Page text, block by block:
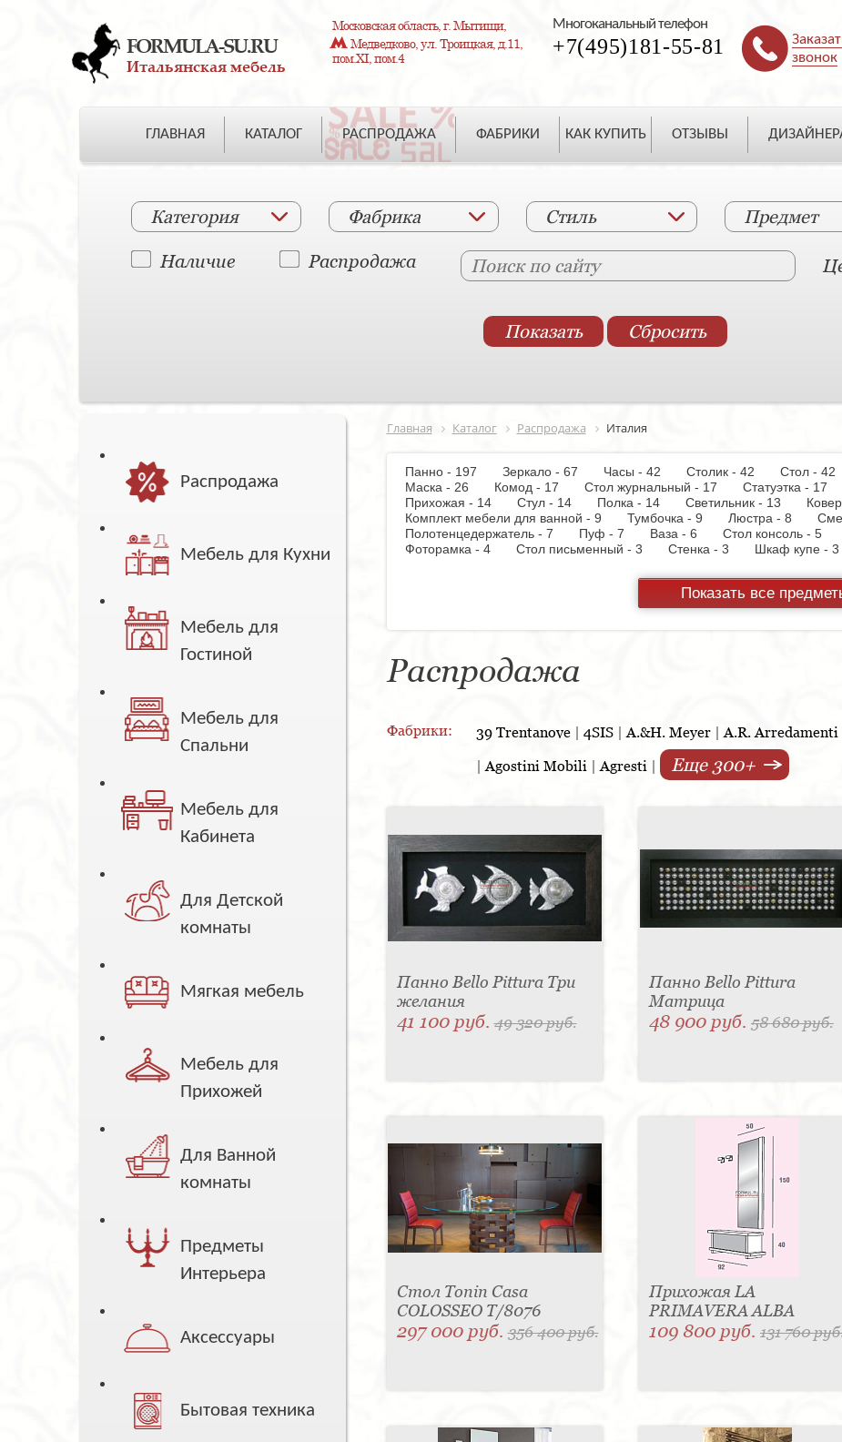
FORMULA-SU.RU
Итальянская мебель
Московская область, г. Мытищи,
Медведково, ул. Троицкая, д.11,
пом.XI, пом.4
Многоканальный телефон
+7(495)181-55-81
звонок
ГЛАВНАЯ КАТАЛОГ РАСПРОДАЖА ФАБРИКИ КАК КУПИТЬ ОТЗЫВЫ
Категория Фабрика Стиль Предмет
Наличие Распродажа
Распродажа
Мебель для Кухни
Мебель для
Гостиной
Мебель для
Спальни
Мебель для
Кабинета
Для Детской
комнаты
Мягкая мебель
Мебель для
Прихожей
Для Ванной
комнаты
Предметы
Интерьера
Аксессуары
Бытовая техника
Главная Каталог Распродажа Италия
Панно - 197 Зеркало - 67 Часы - 42 Столик - 42 Стол -
Маска - 26
Комод - 17 Стол журнальный - 17 Статуэтка - 17
Прихожая - 14
Стул - 14 Полка - 14 Светильник - 13
Комплект мебели для ванной - 9
Тумбочка - 9 Люстра - 8
Полотенцедержатель - 7
Пуф - 7 Ваза - 6 Стол консоль - 5
Фоторамка - 4
Стол письменный - 3 Стенка - 3 Шкаф купе
Панель настенная для TV - 3Газетница - 2
Предмет интерьера - 2Пантограф -
Стойка ресепшен - 1Варочная
шкаф - 1
Копилка - 1Корзина - 1Держатель для обуви - 1
Подсвечник - 1
Показать все
Распродажа
Фабрики: 39 Trentanove| 4SIS| A.&H. Meyer| A.R. Arredamenti
| Agostini Mobili | Agresti | Еще 300+
Панно Bello Pittura Три
желания
41 100 руб.49 320 руб.
Панно Bello Pittura
Матрица
48 900 руб. 58 680 руб.
Стол Tonin Casa
COLOSSEO T/8076
297 000 руб.356 400 руб.
Прихожая LA
PRIMAVERA ALBA
109 800 руб. 131 760